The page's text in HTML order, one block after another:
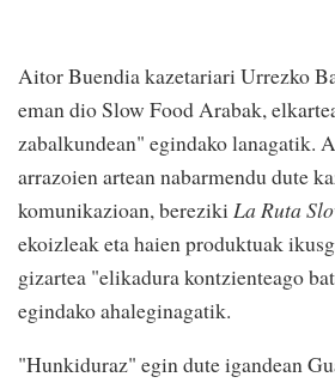
Aitor Buendia kazetariari Urrezko
eman dio Slow Food Arabak,
zabalkundean" egindako lanagatik.
arrazoien artean nabarmendu dute
komunikazioan, bereziki La Ruta
ekoizleak eta haien produktuak
gizartea "elikadura kontzienteago
egindako ahaleginagatik.
"Hunkiduraz" egin dute igandean